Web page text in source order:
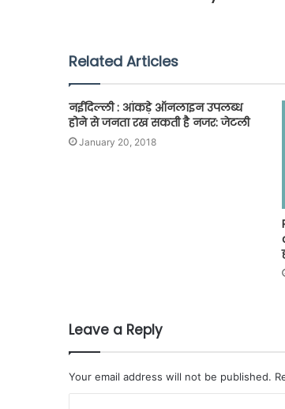
Related Articles
नईदिल्ली : आंकड़े ऑनलाइन उपलब्ध
होने से जनता रख सकती है नजर: जेटली
January 20, 2018
Leave a Reply
Your email address will not be published.